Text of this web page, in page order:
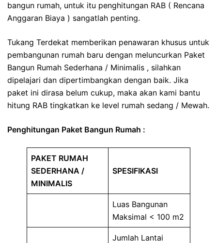
bangun rumah, untuk itu penghitungan RAB ( Rencana
Anggaran Biaya ) sangatlah penting.
Tukang Terdekat memberikan penawaran khusus untuk
pembangunan rumah baru dengan meluncurkan Paket
Bangun Rumah Sederhana / Minimalis , silahkan
dipelajari dan dipertimbangkan dengan baik. Jika
paket ini dirasa belum cukup, maka akan kami bantu
hitung RAB tingkatkan ke level rumah sedang / Mewah.
Penghitungan Paket Bangun Rumah :
PAKET RUMAH
SEDERHANA /
MINIMALIS
SPESIFIKASI
Luas Bangunan
Maksimal < 100 m2
Jumlah Lantai